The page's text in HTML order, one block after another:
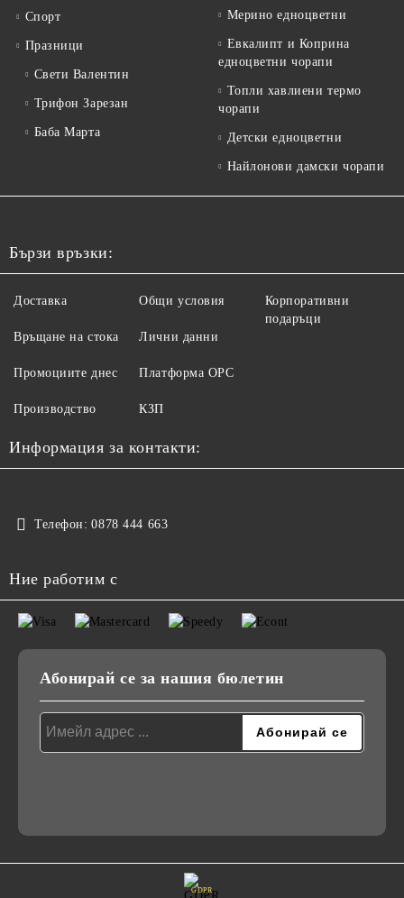
Спорт
Празници
Свети Валентин
Трифон Зарезан
Баба Марта
Мерино едноцветни
Евкалипт и Коприна
едноцветни чорапи
Топли хавлиени термо
чорапи
Детски едноцветни
Найлонови дамски чорапи
Бързи връзки:
Доставка
Връщане на стока
Промоциите днес
Производство
Общи условия
Лични данни
Платформа ОРС
КЗП
Корпоративни
подаръци
Информация за контакти:
Телефон: 0878 444 663
Ние работим с
Абонирай се за нашия бюлетин
GDPR